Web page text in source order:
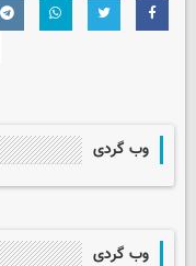
وب گردی
وب گردی